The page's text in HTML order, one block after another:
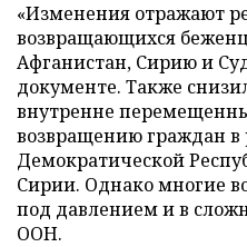
«Изменения отражают
возвращающихся
Афганистан, Сирию и
документе. Также
внутренне
возвращению граждан в
Демократической
Сирии. Однако многие
под давлением и в
ООН.